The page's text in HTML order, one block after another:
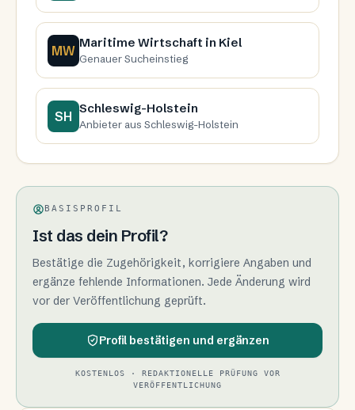
MW Maritime Wirtschaft in Kiel
Genauer Sucheinstieg
SH Schleswig-Holstein
Anbieter aus Schleswig-Holstein
BASISPROFIL
Ist das dein Profil?
Bestätige die Zugehörigkeit, korrigiere Angaben und
ergänze fehlende Informationen. Jede Änderung wird
vor der Veröffentlichung geprüft.
Profil bestätigen und ergänzen
KOSTENLOS · REDAKTIONELLE PRÜFUNG VOR
VERÖFFENTLICHUNG